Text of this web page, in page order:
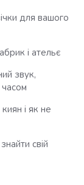
для вашого
і ательє
звук,
часом
і як не
свій